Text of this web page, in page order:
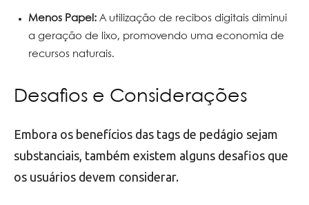
Menos Papel: A utilização de recibos digitais diminui
a geração de lixo, promovendo uma economia de
recursos naturais.
Desafios e Considerações
Embora os benefícios das tags de pedágio sejam
substanciais, também existem alguns desafios que
os usuários devem considerar.